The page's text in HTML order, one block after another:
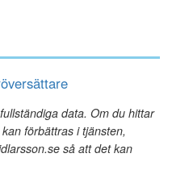
data. Om du hittar
förbättras i tjänsten,
så att det kan